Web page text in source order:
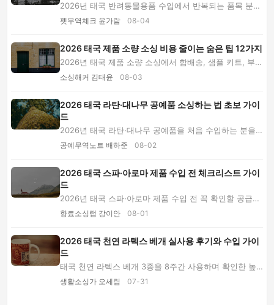
2026년 태국 반려동물용품 수입에서 반복되는 품목 분
류, 샘플 검수, 친환경 표시, 숨은 원가, 공급업체...
펫무역체크 윤가람 08-04
2026 태국 제품 소량 소싱 비용 줄이는 숨은 팁 12가지
2026년 태국 제품 소량 소싱에서 합배송, 샘플 키트, 부피
절감, 결제 수수료 관리로 착지 원가를 낮추...
소싱해커 김태윤 08-03
2026 태국 라탄·대나무 공예품 소싱하는 법 초보 가이
드
2026년 태국 라탄·대나무 공예품을 처음 수입하는 분을
위한 안내서입니다. 제품 선택, 업체 검증, 샘플...
공예무역노트 배하준 08-02
2026 태국 스파·아로마 제품 수입 전 체크리스트 가이
드
2026년 태국 스파·아로마 제품 수입 전 꼭 확인할 공급업
체 검증, 성분 서류, 샘플 시험, 포장, 도착 원...
향료소싱랩 강이안 08-01
2026 태국 천연 라텍스 베개 실사용 후기와 수입 가이
드
태국 천연 라텍스 베개 3종을 8주간 사용하며 확인한 높
이·탄성·냄새·통기성의 차이와 가격대별 장단점,...
생활소싱가 오세림 07-31